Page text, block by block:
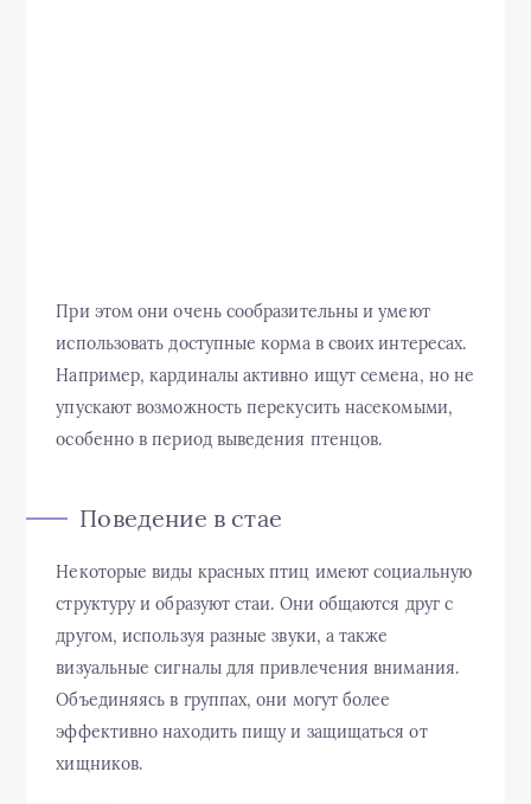
При этом они очень сообразительны и умеют
использовать доступные корма в своих интересах.
Например, кардиналы активно ищут семена, но не
упускают возможность перекусить насекомыми,
особенно в период выведения птенцов.
Поведение в стае
Некоторые виды красных птиц имеют социальную
структуру и образуют стаи. Они общаются друг с
другом, используя разные звуки, а также
визуальные сигналы для привлечения внимания.
Объединяясь в группах, они могут более
эффективно находить пищу и защищаться от
хищников.